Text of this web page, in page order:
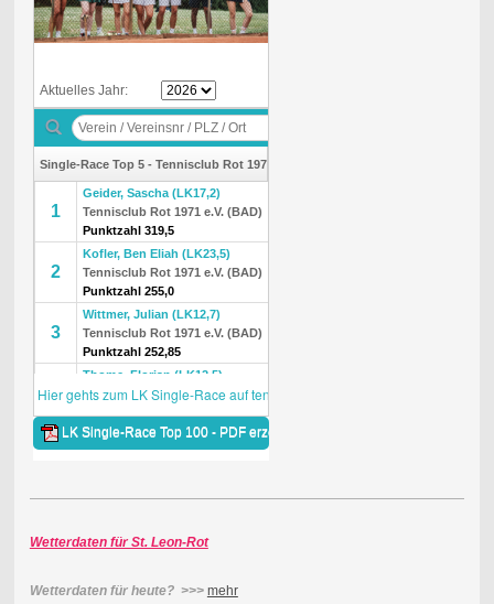
Wetterdaten für St. Leon-Rot
Wetterdaten für heute? >>> mehr